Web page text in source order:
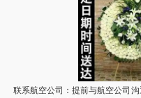
联系航空公司：提前与航空公司